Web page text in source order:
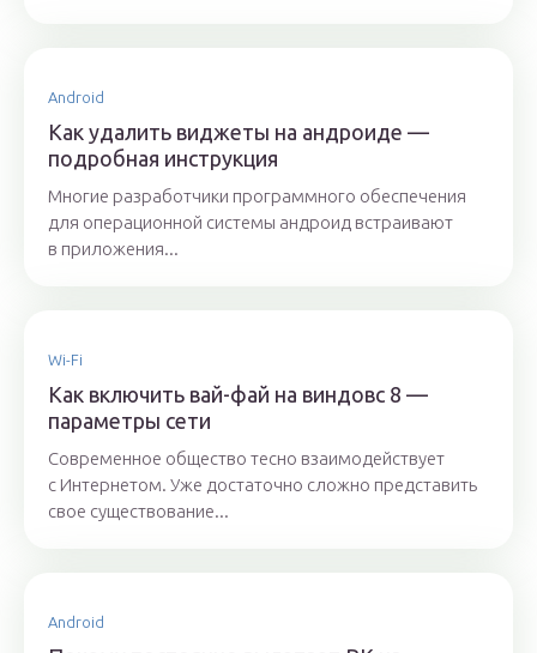
Android
Как удалить виджеты на андроиде —
подробная инструкция
Многие разработчики программного обеспечения
для операционной системы андроид встраивают
в приложения...
Wi-Fi
Как включить вай-фай на виндовс 8 —
параметры сети
Современное общество тесно взаимодействует
с Интернетом. Уже достаточно сложно представить
свое существование...
Android